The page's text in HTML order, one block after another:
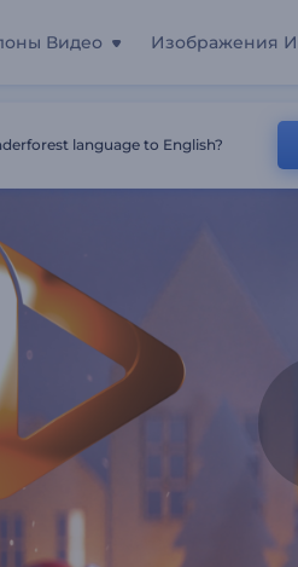
Видео Изображения
language to English?